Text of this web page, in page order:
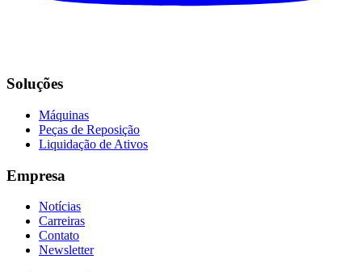
Soluções
Máquinas
Peças de Reposição
Liquidação de Ativos
Empresa
Notícias
Carreiras
Contato
Newsletter